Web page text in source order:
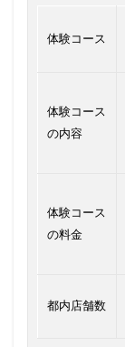
体験コース
体験コース
の内容
体験コース
の料金
都内店舗数